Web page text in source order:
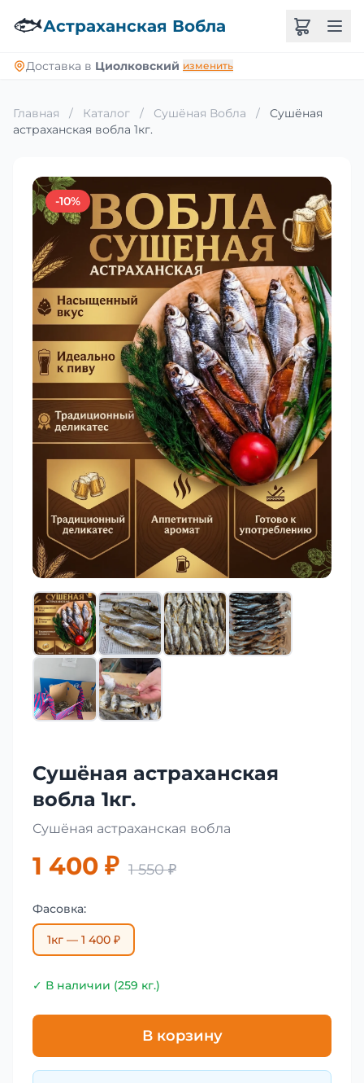
🐟Астраханская Вобла
Доставка в Циолковский изменить
Главная / Каталог / Сушёная Вобла /
Сушёная
астраханская вобла 1кг.
-10%
Сушёная астраханская
вобла 1кг.
Сушёная астраханская вобла
1 400 ₽ 1 550 ₽
Фасовка:
1кг — 1 400 ₽
✓ В наличии (259 кг.)
В корзину